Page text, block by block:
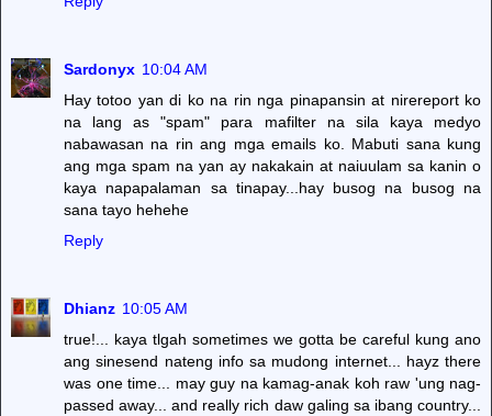
Sardonyx 10:04 AM
Hay totoo yan di ko na rin nga pinapansin at nirereport ko
na lang as "spam" para mafilter na sila kaya medyo
nabawasan na rin ang mga emails ko. Mabuti sana kung
ang mga spam na yan ay nakakain at naiuulam sa kanin o
kaya napapalaman sa tinapay...hay busog na busog na
sana tayo hehehe
Reply
Dhianz 10:05 AM
true!... kaya tlgah sometimes we gotta be careful kung ano
ang sinesend nateng info sa mudong internet... hayz there
was one time... may guy na kamag-anak koh raw 'ung nag-
passed away... and really rich daw galing sa ibang country...